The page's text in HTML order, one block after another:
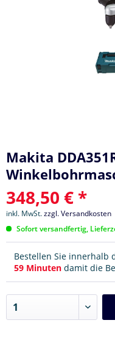
Makita
348,50 € *
inkl. MwSt.zzgl. Versandkosten
Sofort versandfertig,
Bestellen Sie innerhalb
59 Minuten damit die